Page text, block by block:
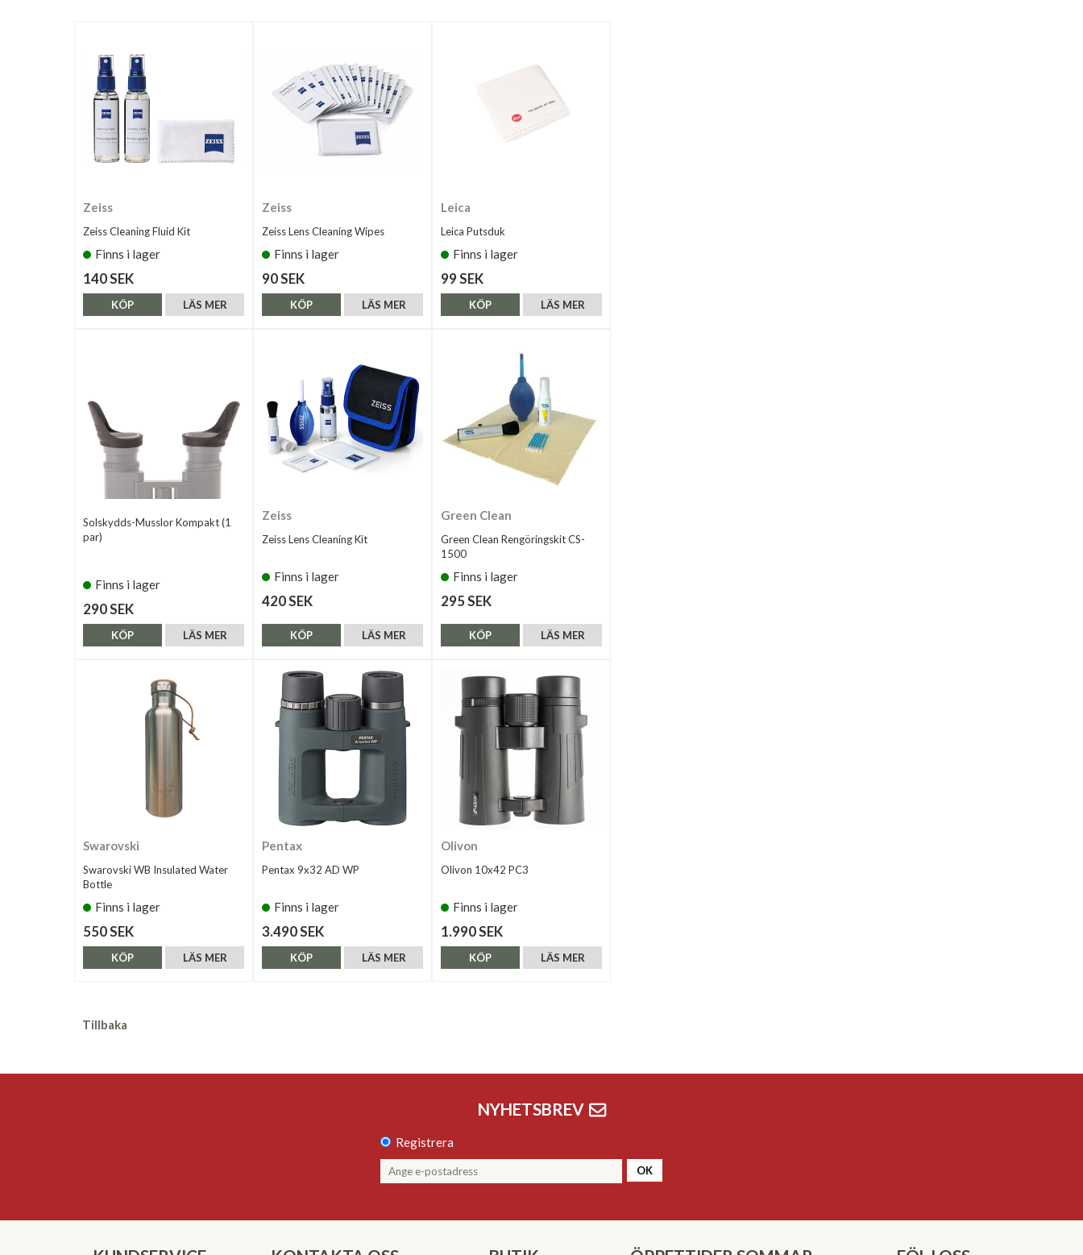
Zeiss
Zeiss Cleaning Fluid Kit
Finns i lager
140 SEK
LÄS MER
KÖP
Zeiss
Zeiss Lens Cleaning Wipes
Finns i lager
90 SEK
LÄS MER
KÖP
Leica
Leica Putsduk
Finns i lager
99 SEK
LÄS MER
KÖP
Solskydds-Musslor Kompakt (1
par)
Finns i lager
290 SEK
LÄS MER
KÖP
Zeiss
Zeiss Lens Cleaning Kit
Finns i lager
420 SEK
LÄS MER
KÖP
Green Clean
Green Clean Rengöringskit CS-
1500
Finns i lager
295 SEK
LÄS MER
KÖP
Swarovski
Swarovski WB Insulated Water
Bottle
Finns i lager
550 SEK
LÄS MER
KÖP
Pentax
Pentax 9x32 AD WP
Finns i lager
3.490 SEK
LÄS MER
KÖP
Olivon
Olivon 10x42 PC3
Finns i lager
1.990 SEK
LÄS MER
KÖP
Tillbaka
NYHETSBREV
Registrera
OK